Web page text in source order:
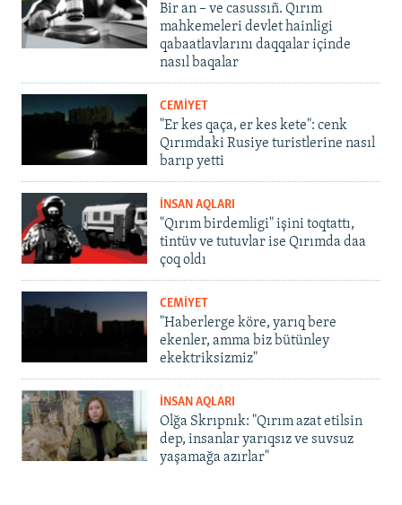
Bir an – ve casussıñ. Qırım
mahkemeleri devlet hainligi
qabaatlavlarını daqqalar içinde
nasıl baqalar
CEMİYET
"Er kes qaça, er kes kete": cenk
Qırımdaki Rusiye turistlerine nasıl
barıp yetti
İNSAN AQLARI
"Qırım birdemligi" işini toqtattı,
tintüv ve tutuvlar ise Qırımda daa
çoq oldı
CEMİYET
"Haberlerge köre, yarıq bere
ekenler, amma biz bütünley
ekektriksizmiz"
İNSAN AQLARI
Olğa Skrıpnık: "Qırım azat etilsin
dep, insanlar yarıqsız ve suvsuz
yaşamağa azırlar"